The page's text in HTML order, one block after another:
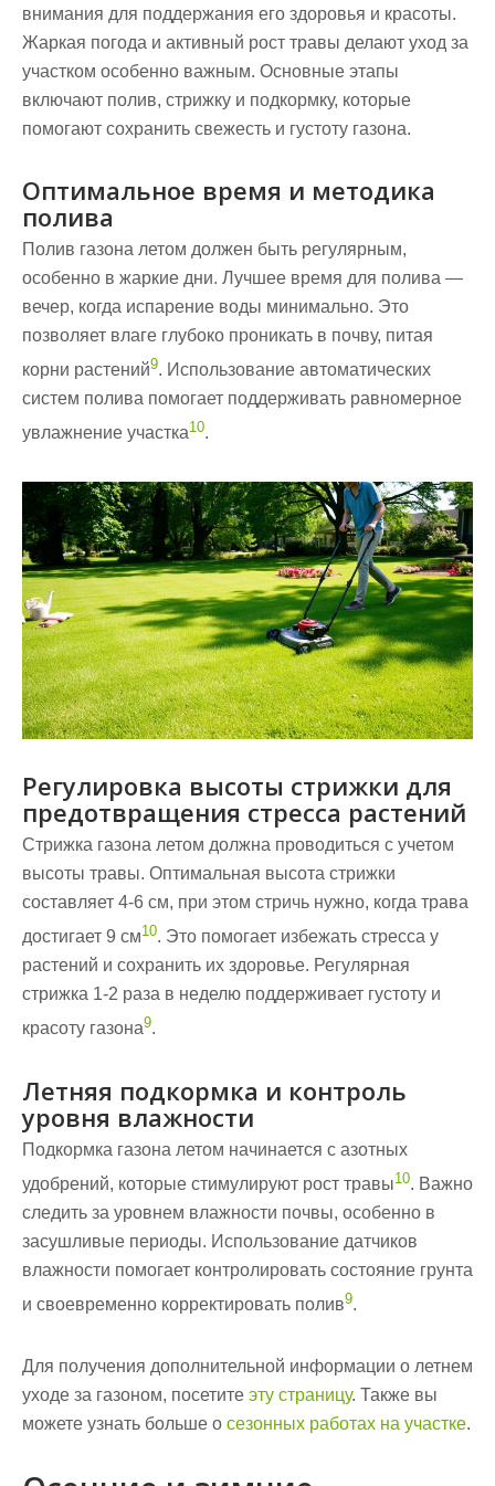
внимания для поддержания его здоровья и красоты.
Жаркая погода и активный рост травы делают уход за
участком особенно важным. Основные этапы
включают полив, стрижку и подкормку, которые
помогают сохранить свежесть и густоту газона.
Оптимальное время и методика
полива
Полив газона летом должен быть регулярным,
особенно в жаркие дни. Лучшее время для полива —
вечер, когда испарение воды минимально. Это
позволяет влаге глубоко проникать в почву, питая
корни растений9. Использование автоматических
систем полива помогает поддерживать равномерное
увлажнение участка10.
Регулировка высоты стрижки для
предотвращения стресса растений
Стрижка газона летом должна проводиться с учетом
высоты травы. Оптимальная высота стрижки
составляет 4-6 см, при этом стричь нужно, когда трава
достигает 9 см10. Это помогает избежать стресса у
растений и сохранить их здоровье. Регулярная
стрижка 1-2 раза в неделю поддерживает густоту и
красоту газона9.
Летняя подкормка и контроль
уровня влажности
Подкормка газона летом начинается с азотных
удобрений, которые стимулируют рост травы10. Важно
следить за уровнем влажности почвы, особенно в
засушливые периоды. Использование датчиков
влажности помогает контролировать состояние грунта
и своевременно корректировать полив9.
Для получения дополнительной информации о летнем
уходе за газоном, посетите эту страницу. Также вы
можете узнать больше о сезонных работах на участке.